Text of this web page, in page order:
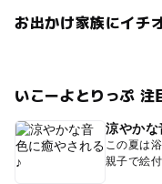
お出かけ家族にイチ
いこーよとりっぷ 注
涼やかな
この夏は
親子で絵